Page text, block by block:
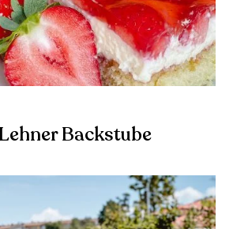
Backstube